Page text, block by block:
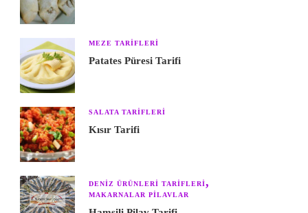
MEZE TARIFLERI
Patates Püresi Tarifi
SALATA TARIFLERI
Kısır Tarifi
DENIZ ÜRÜNLERI TARIFLERI
MAKARNALAR PILAVLAR